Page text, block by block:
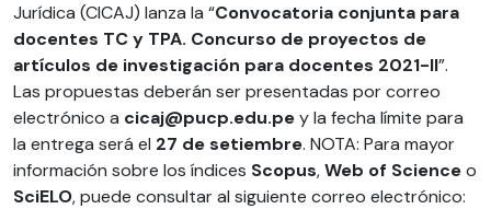
Jurídica (CICAJ) lanza la “Convocatoria conjunta para
docentes TC y TPA. Concurso de proyectos de
artículos de investigación para docentes 2021-II”.
Las propuestas deberán ser presentadas por correo
electrónico a cicaj@pucp.edu.pey la fecha límite para
la entrega será el 27 de setiembre. NOTA: Para mayor
información sobre los índices Scopus,Web of Scienceo
SciELO, puede consultar al siguiente correo electrónico: